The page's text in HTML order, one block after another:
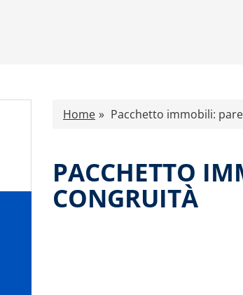
Home Pacchetto immobili:
PACCHETTO
CONGRUITÀ